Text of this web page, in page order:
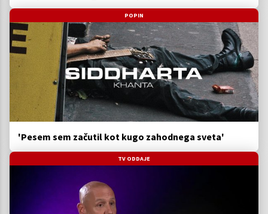
POPIN
'Pesem sem začutil kot kugo zahodnega sveta'
TV ODDAJE